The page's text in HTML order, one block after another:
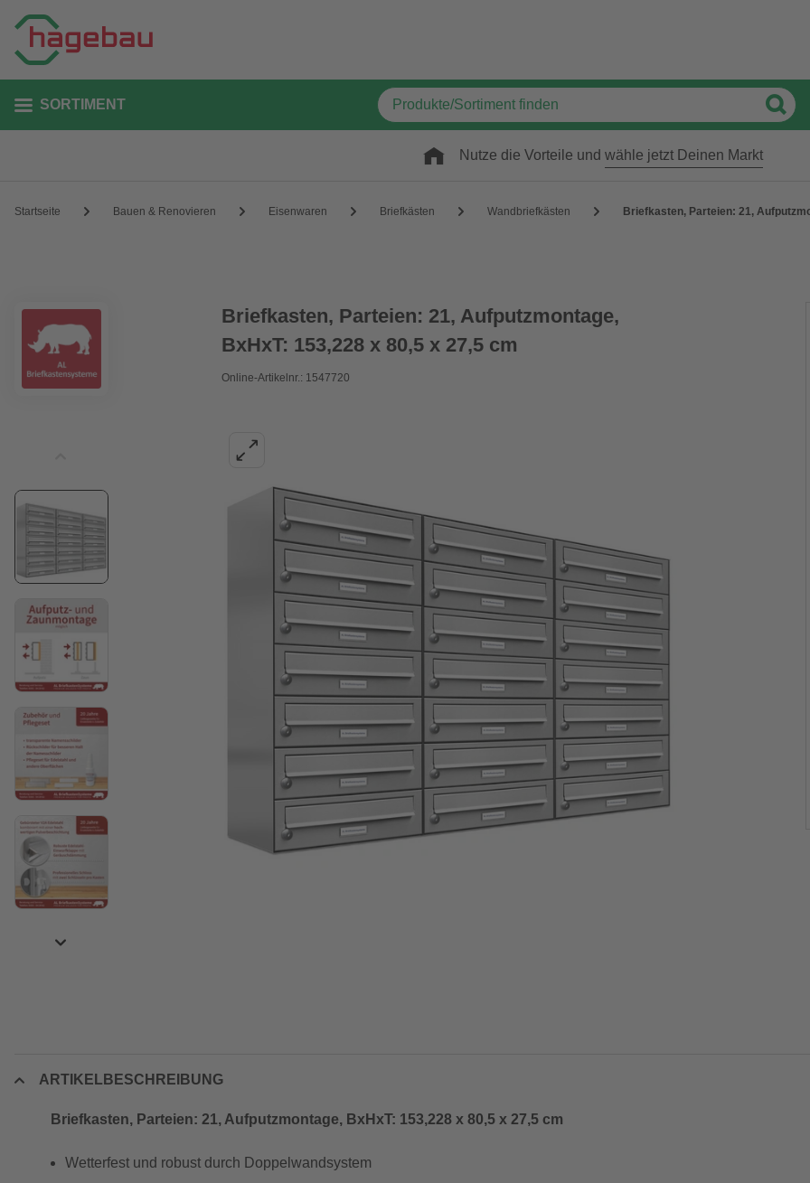
SORTIMENT
Nutze die Vorteile und wähle jetzt Deinen Markt
Startseite Bauen & Renovieren Eisenwaren Briefkästen Wandbriefkästen Briefkasten, Parteien: 21,
Briefkasten, Parteien: 21, Aufputzmontage,
BxHxT: 153,228 x 80,5 x 27,5 cm
Online-Artikelnr.: 1547720
ARTIKELBESCHREIBUNG
Briefkasten, Parteien: 21, Aufputzmontage, BxHxT: 153,228 x 80,5 x 27,5 cm
Wetterfest und robust durch Doppelwandsystem